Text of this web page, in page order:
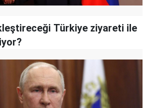
Türkiye ziyareti ile